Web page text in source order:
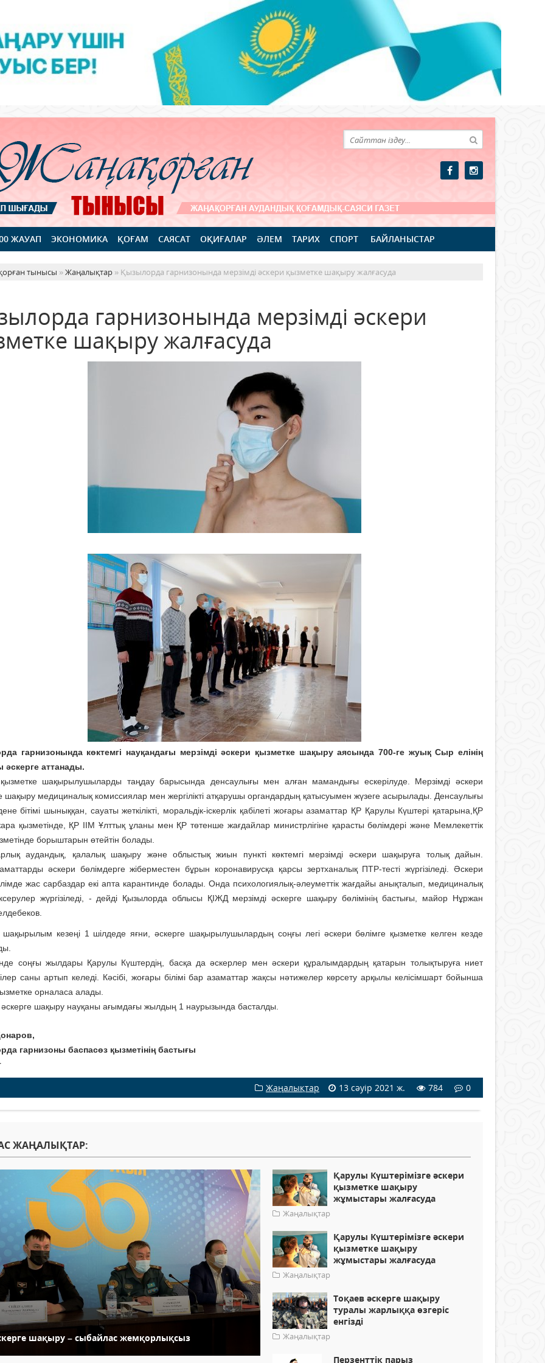
ЖАУАП ЭКОНОМИКА ҚОҒАМ САЯСАТ ОҚИҒАЛАР ӘЛЕМ ТАРИХ СПОРТ БАЙЛАНЫСТАР
тынысы »Жаңалықтар » Қызылорда гарнизонында мерзімді әскери қызметке шақыру жалғасуда
гарнизонында мерзімді әскери
шақыру жалғасуда
гарнизонында көктемгі науқандағы мерзімді әскери қызметке шақыруаясында 700-ге жуық Сыр елінің
әскерге аттанады.
шақырылушыларды таңдау барысында денсаулығы мен алған мамандығы ескерілуде. Мерзімді әскери
шақыру медициналық комиссиялар мен жергілікті атқарушы органдардың қатысуымен жүзеге асырылады. Денсаулығы
бітімі шыныққан, сауаты жеткілікті, моральдік-іскерлік қабілеті жоғары азаматтар ҚР Қарулы Күштері қатарына,ҚР
қызметінде, ҚР ІІМ Ұлттық ұланы мен ҚР төтенше жағдайлар министрлігіне қарасты бөлімдері және Мемлекеттік
борыштарын өтейтін болады.
аудандық, қалалық шақыру және облыстық жиын пункті көктемгі мерзімді әскери шақыруға толық дайын.
әскери бөлімдерге жіберместен бұрын коронавирусқа қарсы зертханалық ПТР-тесті жүргізіледі. Әскери
жас сарбаздар екі апта карантинде болады. Онда психологиялық-әлеуметтік жағдайы анықталып, медициналық
жүргізіледі, - дейді Қызылорда облысы ҚІЖД мерзімді әскерге шақыру бөлімінің бастығы, майор Нұржан
шақырылым кезеңі 1 шілдеде яғни, әскерге шақырылушылардың соңғы легі әскери бөлімге қызметке келген кезде
соңғы жылдары Қарулы Күштердің, басқа да әскерлер мен әскери құралымдардың қатарын толықтыруға ниет
саны артып келеді. Кәсібі, жоғары білімі бар азаматтар жақсы нәтижелер көрсету арқылы келісімшарт бойынша
орналаса алады.
әскерге шақыру науқаны ағымдағы жылдың 1 наурызында басталды.
гарнизоны баспасөз қызметінің бастығы
Жаңалықтар 13 сәуір 2021 ж. 784 0
ЖАҢАЛЫҚТАР:
шақыру – сыбайлас жемқорлықсыз
Қарулы Күштерімізге әскери
қызметке шақыру
жұмыстары жалғасуда
Жаңалықтар
Қарулы Күштерімізге әскери
қызметке шақыру
жұмыстары жалғасуда
Жаңалықтар
Тоқаев әскерге шақыру
туралы жарлыққа өзгеріс
енгізді
Жаңалықтар
Перзенттік парыз